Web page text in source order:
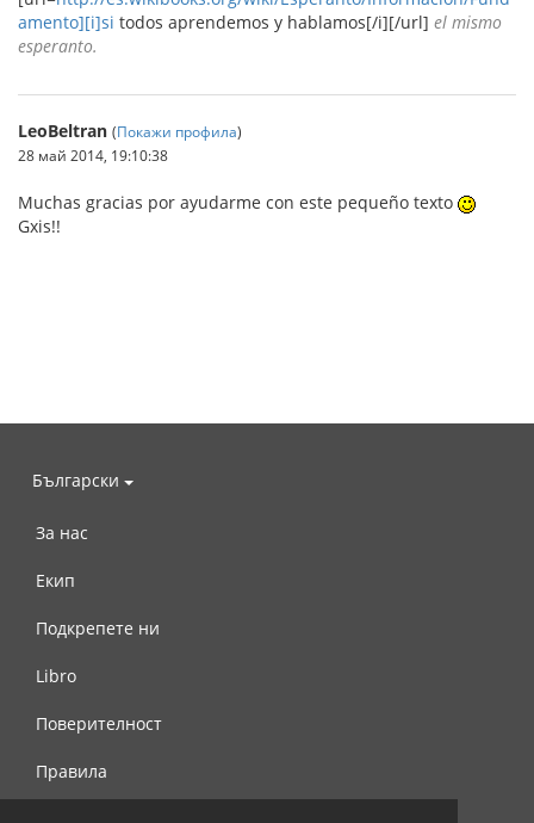
amento][i]si todos aprendemos y hablamos[/i][/url] el mismo
esperanto.
LeoBeltran (Покажи профила)
28 май 2014, 19:10:38
Muchas gracias por ayudarme con este pequeño texto
Gxis!!
Български
За нас
Екип
Подкрепете ни
Libro
Поверителност
Правила